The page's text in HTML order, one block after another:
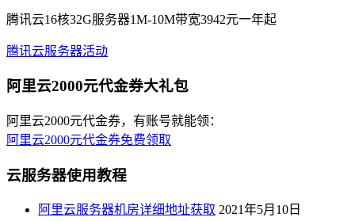
腾讯云16核32G服务器1M-10M带宽3942元一年起
腾讯云服务器活动
阿里云2000元代金券大礼包
阿里云2000元代金券，有账号就能领：
阿里云2000元代金券免费领取
云服务器使用教程
阿里云服务器机房详细地址获取 2021年5月10日